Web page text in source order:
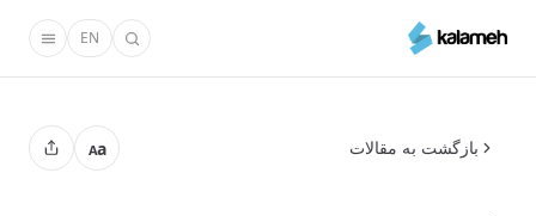
محتوای
EN
بازگشت به مقالات Aa